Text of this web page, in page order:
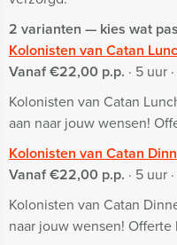
2 varianten — kies wat
Kolonisten van Catan
Vanaf €22,00 p.p. · 5 uur
Kolonisten van Catan
aan naar jouw wensen!
Kolonisten van Catan
Vanaf €22,00 p.p. · 5 uur
Kolonisten van Catan
naar jouw wensen!